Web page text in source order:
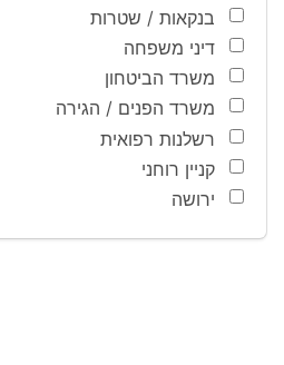
בנקאות / שטרות
דיני משפחה
משרד הביטחון
משרד הפנים / הגירה
רשלנות רפואית
קניין רוחני
ירושה